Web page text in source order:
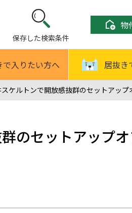
保存した検索条件
物
で入りたい方へ 居抜き
スケルトンで開放感抜群のセットアッ
のセットアップ